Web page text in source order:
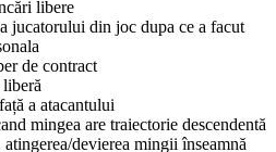
libere
jucatorului din joc dupa ce a facut
de contract
a atacantului
mingea are traiectorie descendentă
atingerea/devierea mingii înseamnă